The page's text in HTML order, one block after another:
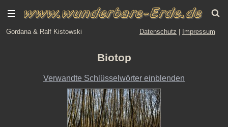
Gordana & Ralf Kistowski Datenschutz Impressum
Biotop
Verwandte Schlüsselwörter einblenden